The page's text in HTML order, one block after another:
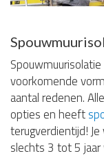
voorkomende
aantal redenen.
opties en heeft
terugverdientijd!
slechts 3 tot 5 jaar